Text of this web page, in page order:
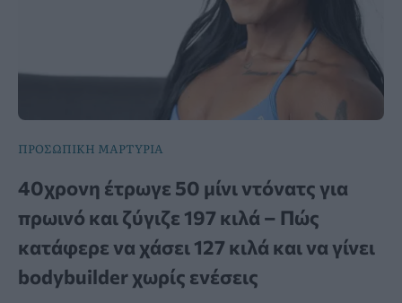
ΠΡΟΣΩΠΙΚΗ ΜΑΡΤΥΡΙΑ
40χρονη έτρωγε 50 μίνι ντόνατς για
πρωινό και ζύγιζε 197 κιλά – Πώς
κατάφερε να χάσει 127 κιλά και να γίνει
bodybuilder χωρίς ενέσεις